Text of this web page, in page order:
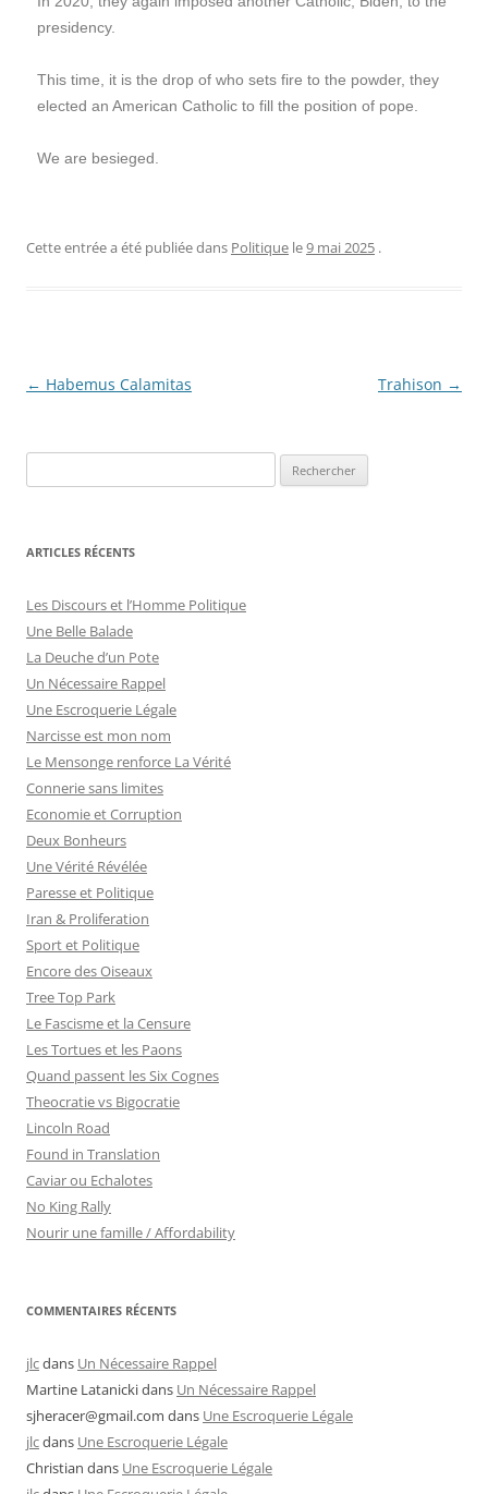
presidency.
This time, it is the drop of who sets fire to the powder, they
elected an American Catholic to fill the position of pope.
We are besieged.
Cette entrée a été publiée dans Politique le9 mai 2025 .
Navigation
← Habemus Calamitas Trahison →
ARTICLES RÉCENTS
Les Discours et l’Homme Politique
Une Belle Balade
La Deuche d’un Pote
Un Nécessaire Rappel
Une Escroquerie Légale
Narcisse est mon nom
Le Mensonge renforce La Vérité
Connerie sans limites
Economie et Corruption
Deux Bonheurs
Une Vérité Révélée
Paresse et Politique
Iran & Proliferation
Sport et Politique
Encore des Oiseaux
Tree Top Park
Le Fascisme et la Censure
Les Tortues et les Paons
Quand passent les Six Cognes
Theocratie vs Bigocratie
Lincoln Road
Found in Translation
Caviar ou Echalotes
No King Rally
Nourir une famille / Affordability
COMMENTAIRES RÉCENTS
jlcdans Un Nécessaire Rappel
Martine Latanickidans Un Nécessaire Rappel
sjheracer@gmail.com dans Une Escroquerie Légale
jlcdans Une Escroquerie Légale
Christian dans Une Escroquerie Légale